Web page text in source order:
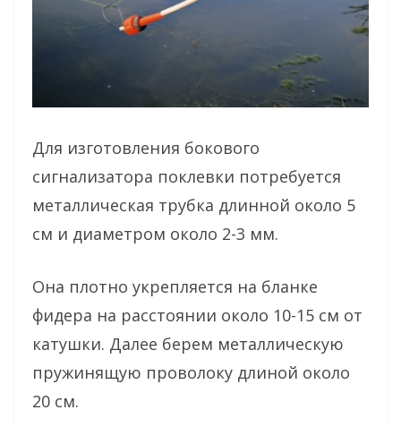
Для изготовления бокового
сигнализатора поклевки потребуется
металлическая трубка длинной около 5
см и диаметром около 2-3 мм.
Она плотно укрепляется на бланке
фидера на расстоянии около 10-15 см от
катушки. Далее берем металлическую
пружинящую проволоку длиной около
20 см.